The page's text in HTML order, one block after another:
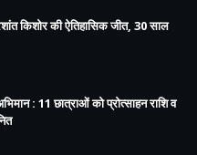
किशोर की ऐतिहासिक जीत, 30 साल
: 11 छात्राओं को प्रोत्साहन राशि व